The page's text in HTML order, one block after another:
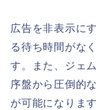
広告を非表示に
る待ち時間がな
す。また、ジェ
序盤から圧倒的
が可能になりま